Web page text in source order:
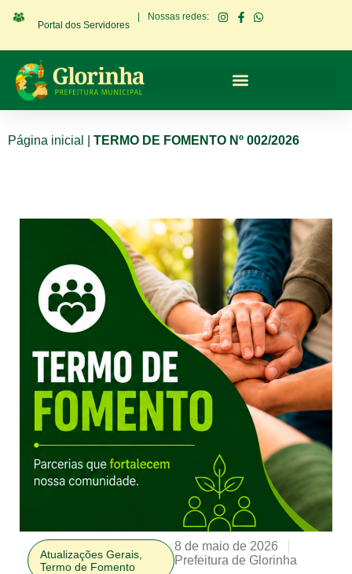
Portal dos Servidores
Nossas redes:
Página inicial TERMO DE FOMENTO Nº 002/2026
Atualizações Gerais
Termo de Fomento
8 de maio de 2026
Prefeitura de Glorinha